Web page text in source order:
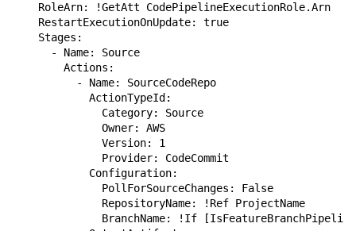
    RoleArn: !GetAtt CodePipelineExecutionRole.Arn
    RestartExecutionOnUpdate: true
    Stages:
      - Name: Source
        Actions:
          - Name: SourceCodeRepo
            ActionTypeId:
              Category: Source
              Owner: AWS
              Version: 1
              Provider: CodeCommit
            Configuration:
              PollForSourceChanges: False
              RepositoryName: !Ref ProjectName
BranchName: !If